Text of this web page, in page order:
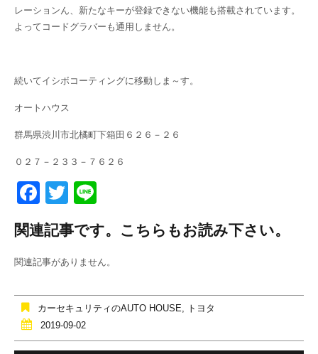
レーションん、新たなキーが登録できない機能も搭載されています。
よってコードグラバーも通用しません。
続いてイシボコーティングに移動しま～す。
オートハウス
群馬県渋川市北橘町下箱田６２６－２６
０２７－２３３－７６２６
F
a
c
e
o
o
T
tt
er
e
関連記事です。こちらもお読み下さい。
関連記事がありません。
カーセキュリティのAUTO HOUSE, トヨタ
2019-09-02